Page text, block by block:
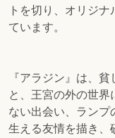
トを切り、オリジ
ています。
『アラジン』は、
と、王宮の外の世界
ない出会い、ランプ
生える友情を描き、